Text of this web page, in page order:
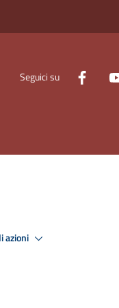
Seguici su
azioni